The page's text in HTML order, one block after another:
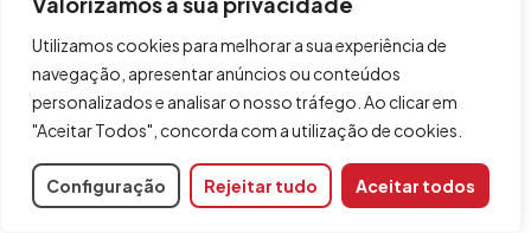
Utilizamos cookies para melhorar a sua experiência de
navegação, apresentar anúncios ou conteúdos
personalizados e analisar o nosso tráfego. Ao clicar em
"Aceitar Todos", concorda com a utilização de cookies.
Configuração Rejeitar tudo Aceitar todos
Coletor